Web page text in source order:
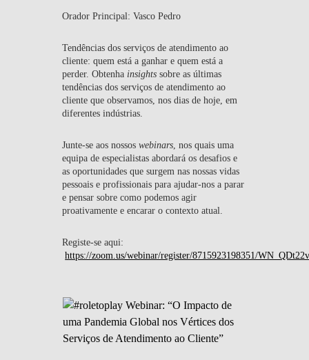
Orador Principal: Vasco Pedro
Tendências dos serviços de atendimento ao
cliente: quem está a ganhar e quem está a
perder. Obtenha insights sobre as últimas
tendências dos serviços de atendimento ao
cliente que observamos, nos dias de hoje, em
diferentes indústrias.
Junte-se aos nossoswebinars , nos quais uma
equipa de especialistas abordará os desafios e
as oportunidades que surgem nas nossas vidas
pessoais e profissionais para ajudar-nos a parar
e pensar sobre como podemos agir
proativamente e encarar o contexto atual.
Registe-se aqui:
https://zoom.us/webinar/register/8715923198351/